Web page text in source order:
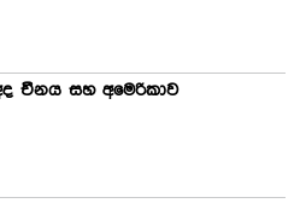
චීනය සහ අමෙරිකාව